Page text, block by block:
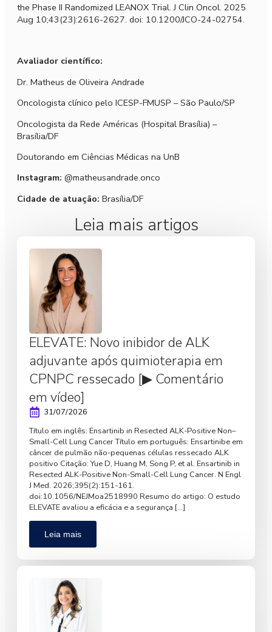
the Phase II Randomized LEANOX Trial. J Clin Oncol. 2025
Aug 10;43(23):2616-2627. doi: 10.1200/JCO-24-02754.
Avaliador científico:
Dr. Matheus de Oliveira Andrade
Oncologista clínico pelo ICESP-FMUSP – São Paulo/SP
Oncologista da Rede Américas (Hospital Brasília) –
Brasília/DF
Doutorando em Ciências Médicas na UnB
Instagram: @matheusandrade.onco
Cidade de atuação: Brasília/DF
Leia mais artigos
ELEVATE: Novo inibidor de ALK
adjuvante após quimioterapia em
CPNPC ressecado [▶ Comentário
em vídeo]
31/07/2026
Título em inglês: Ensartinib in Resected ALK-Positive Non–
Small-Cell Lung Cancer Título em português: Ensartinibe em
câncer de pulmão não-pequenas células ressecado ALK
positivo Citação: Yue D, Huang M, Song P, et al. Ensartinib in
Resected ALK-Positive Non-Small-Cell Lung Cancer. N Engl
J Med. 2026;395(2):151-161.
doi:10.1056/NEJMoa2518990 Resumo do artigo: O estudo
ELEVATE avaliou a eficácia e a segurança […]
Leia mais